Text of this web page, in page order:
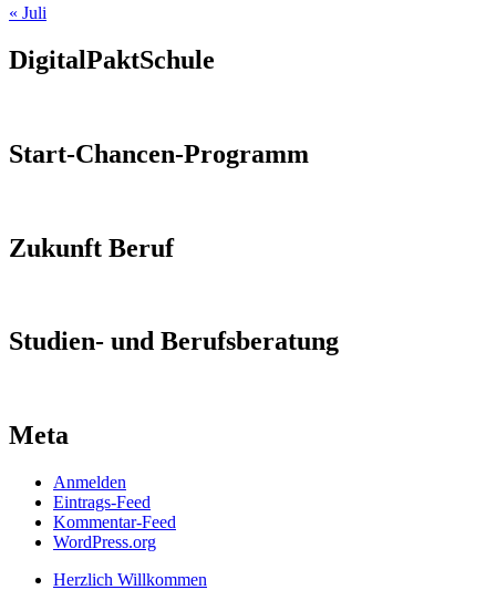
« Juli
DigitalPaktSchule
Start-Chancen-Programm
Zukunft Beruf
Studien- und Berufsberatung
Meta
Anmelden
Eintrags-Feed
Kommentar-Feed
WordPress.org
Herzlich Willkommen